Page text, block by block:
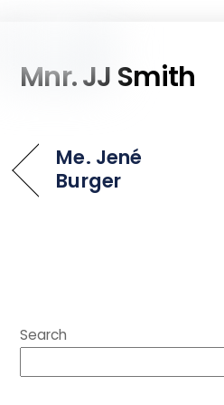
Mnr. JJ Smith
Me. Jené
Burger
Search